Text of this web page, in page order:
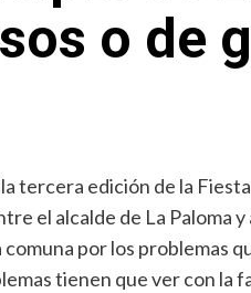
o de
tercera edición de la
el alcalde de La Paloma
por los problemas
tienen que ver con la